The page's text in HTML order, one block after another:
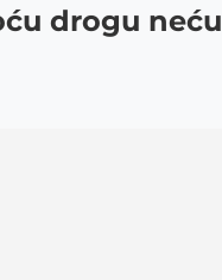
drogu neću